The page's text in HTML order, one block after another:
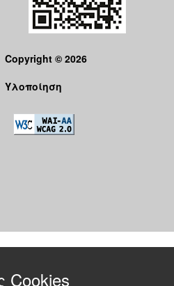
Copyright © 2026
Υλοποίηση
Cookies